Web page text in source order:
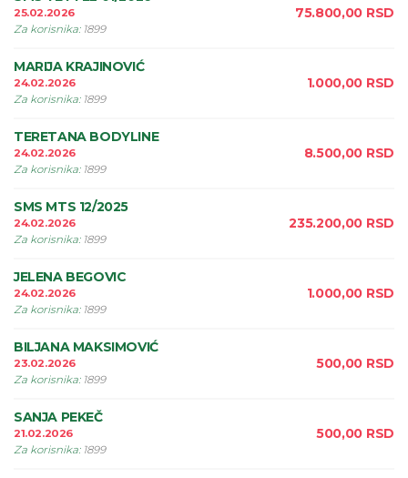
25.02.2026
Za korisnika: 1899
75.800,00 RSD
MARIJA KRAJINOVIĆ
24.02.2026
Za korisnika: 1899
1.000,00 RSD
TERETANA BODYLINE
24.02.2026
Za korisnika: 1899
8.500,00 RSD
SMS MTS 12/2025
24.02.2026
Za korisnika: 1899
235.200,00 RSD
JELENA BEGOVIC
24.02.2026
Za korisnika: 1899
1.000,00 RSD
BILJANA MAKSIMOVIĆ
23.02.2026
Za korisnika: 1899
500,00 RSD
SANJA PEKEČ
21.02.2026
Za korisnika: 1899
500,00 RSD